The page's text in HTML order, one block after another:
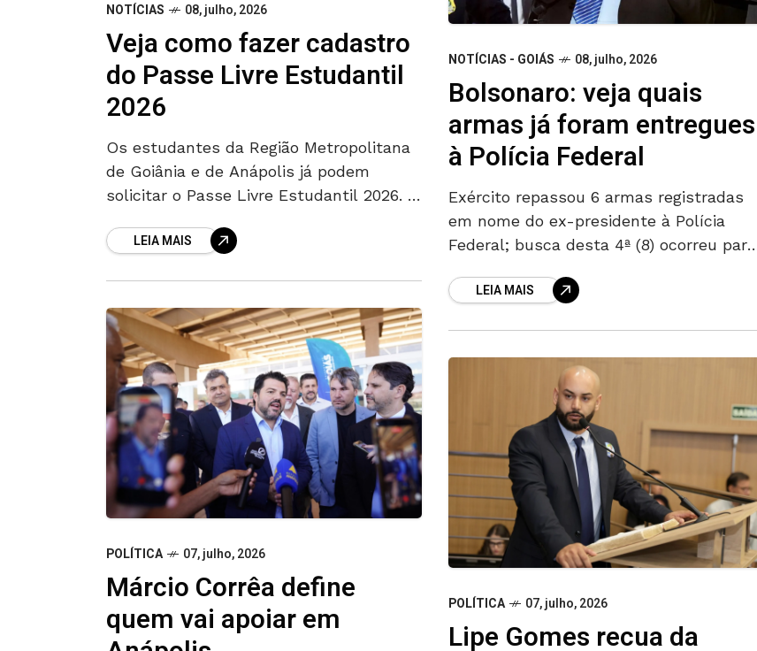
NOTÍCIAS 08, julho, 2026
Veja como fazer cadastro
do Passe Livre Estudantil
2026
Os estudantes da Região Metropolitana
de Goiânia e de Anápolis já podem
solicitar o Passe Livre Estudantil 2026. O
recadastro começou nesta quarta-feira
LEIA MAIS
NOTÍCIAS - GOIÁS 08, julho, 2026
Bolsonaro: veja quais
armas já foram entregues
à Polícia Federal
Exército repassou 6 armas registradas
em nome do ex-presidente à Polícia
Federal; busca desta 4ª (8) ocorreu para
judicial O ex-presidente Jair Bolsonaro
LEIA MAIS
POLÍTICA 07, julho, 2026
Márcio Corrêa define
quem vai apoiar em
POLÍTICA 07, julho, 2026
Lipe Gomes recua da